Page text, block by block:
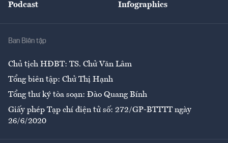
Giải trí
Podcast Infographics
Ban Biên tập
Chủ tịch HĐBT: TS. Chử Văn Lâm
Tổng biên tập: Chử Thị Hạnh
Tổng thư ký tòa soạn: Đào Quang Bính
Giấy phép Tạp chí điện tử số: 272/GP-BTTTT ngày
26/6/2020